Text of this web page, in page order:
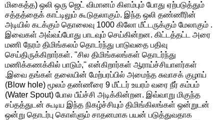
மிகைத்த) ஒலி ஒரு ஜெட் விமானம் கிளம்பும் போது ஏற்படுத்தும்
சத்தத்தைக் காட்டிலும் கூடுதலாகும். இந்த ஒலி தண்ணீரின்
அடியில் கடக்கும் தொலைவு 1000 கிலோ மீட்டருக்கும் மேலாகும் .
இவைகள் அவ்வப்போது பாடவும் செய்கின்றன. கிட்டத்தட்ட அரை
மணி நேரம் திமிங்கலம் தொடர்ந்து பாடுவதை பதிவு
செய்திருக்கிறார்கள். "சில திமிங்கலங்கள் தொடர்ந்து
மணிக்கணக்கில் பாடும்,'' என்கிறார்கள் ஆராய்ச்சியாளர்கள்
.இவை தங்கள் தலையின் மேற்பரப்பில் அமைந்த சுவாசக் குழாய்
(Blow hole) மூலம் தண்ணீரை 9 மீட்டர் உயரம் வரை நீர் கம்பம்
(Water Spout) போல பீய்ச்சி அடிக்கின்றன. இவ்வாறு மிகுந்த
சப்தத்துடன் கூடிய இந்த நிகழ்ச்சியும் திமிங்கிலங்கள் ஒன்றுடன்
ஒன்று தொடர்பு கொள்ளும் சாதனமாக பயன் படுத்துவதாக